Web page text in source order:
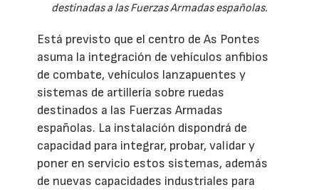
destinadas a las Fuerzas Armadas españolas.
Está previsto que el centro de As Pontes
asuma la integración de vehículos anfibios
de combate, vehículos lanzapuentes y
sistemas de artillería sobre ruedas
destinados a las Fuerzas Armadas
españolas. La instalación dispondrá de
capacidad para integrar, probar, validar y
poner en servicio estos sistemas, además
de nuevas capacidades industriales para